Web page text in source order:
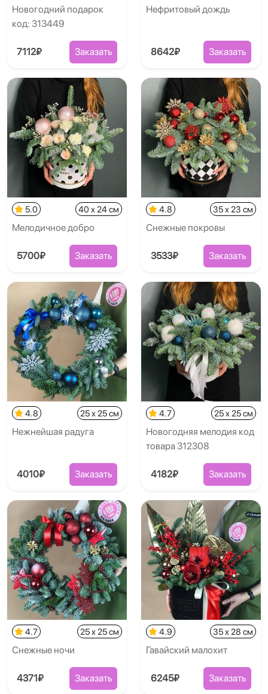
Новогодний подарок
код: 313449
7112₽ Заказать
Нефритовый дождь
8642₽ Заказать
5.0 40 x 24 см
Мелодичное добро
5700₽ Заказать
4.8 35 x 23 см
Снежные покровы
3533₽ Заказать
4.8 25 x 25 см
Нежнейшая радуга
4010₽ Заказать
4.7 25 x 25 см
Новогодняя мелодия код
товара 312308
4182₽ Заказать
4.7 25 x 25 см
Снежные ночи
4371₽ Заказать
4.9 35 x 28 см
Гавайский малохит
6245₽ Заказать